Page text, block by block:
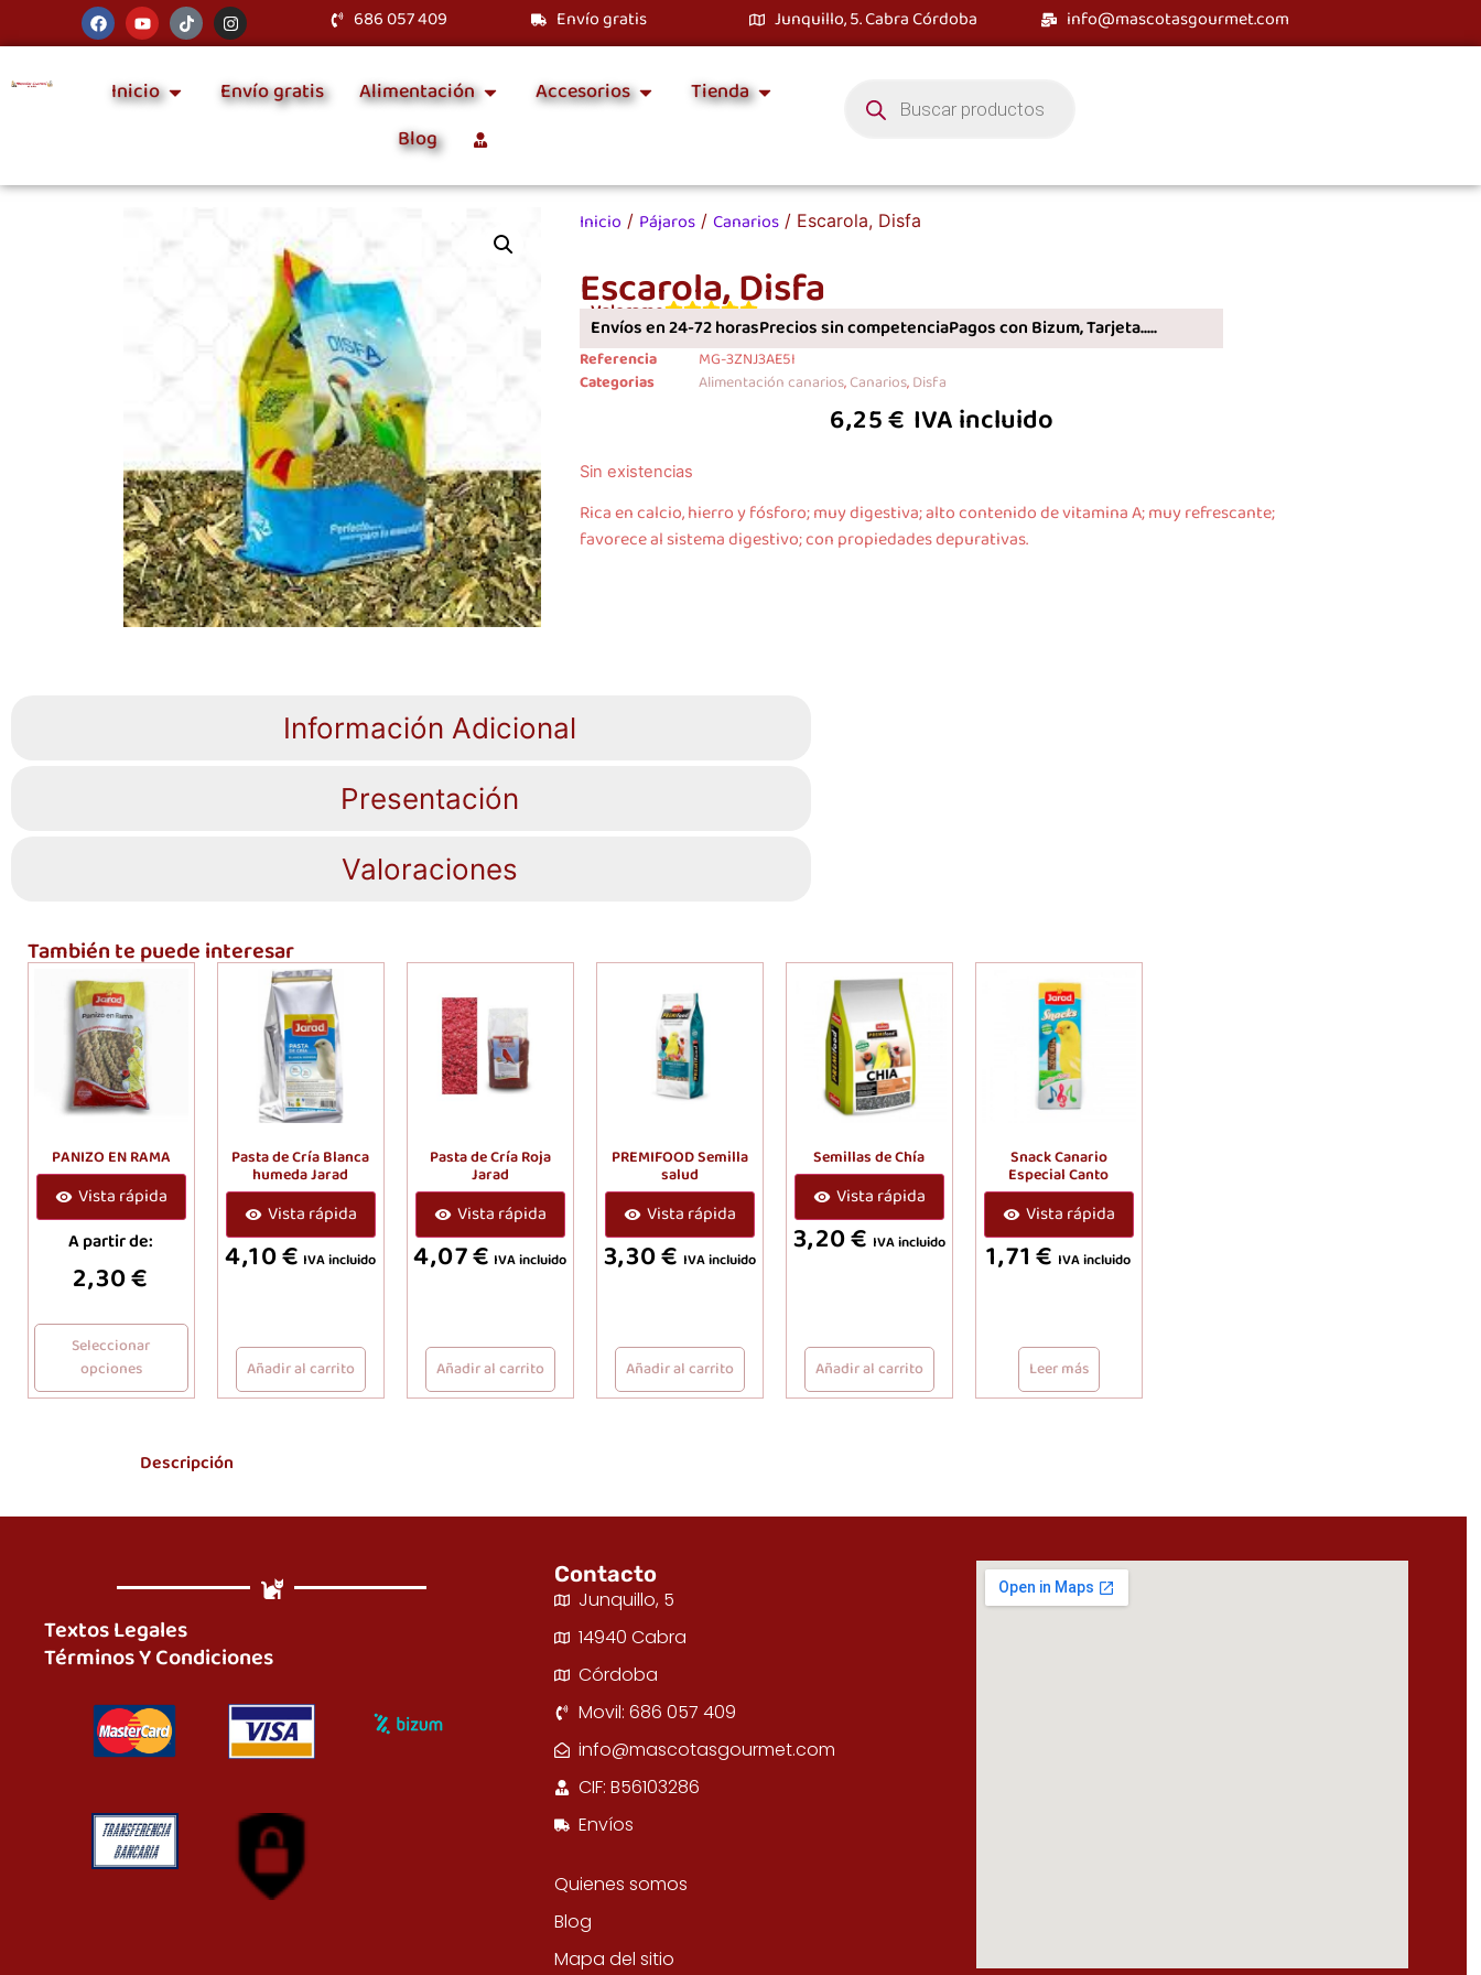
686 057 409 Envío gratis Junquillo, 5. Cabra Córdoba info@mascotasgourmet.com
Inicio Envío gratis Alimentación Accesorios
Tienda
Blog
Inicio / Pájaros / Canarios / Escarola, Disfa
Escarola, Disfa
Valorame
Envíos en 24-72 horasPrecios sin competenciaPagos con Bizum, Tarjeta.....
Referencia
MG-3ZNJ3AE5I
Categorias
Alimentación canarios,Canarios,Disfa
6,25€ IVA incluido
Sin existencias
Rica en calcio, hierro y fósforo; muy digestiva; alto contenido de vitamina A; muy refrescante;
favorece al sistema digestivo; con propiedades depurativas.
Información Adicional
Presentación
Valoraciones
También te puede interesar
PANIZO EN RAMA
Vista rápida
A partir de:
2,30€
Seleccionar
opciones
Pasta de Cría Blanca
humeda Jarad
Vista rápida
4,10€ IVA incluido
Añadir al carrito
Pasta de Cría Roja
Jarad
Vista rápida
4,07€ IVA incluido
Añadir al carrito
PREMIFOOD Semilla
salud
Vista rápida
3,30€ IVA incluido
Añadir al carrito
Semillas de Chía
Vista rápida
3,20€ IVA incluido
Añadir al carrito
Snack Canario
Especial Canto
Vista rápida
1,71€ IVA incluido
Leer más
Descripción
Textos Legales
Términos Y Condiciones
Contacto
Junquillo, 5
14940 Cabra
Córdoba
Movil: 686 057 409
info@mascotasgourmet.com
CIF: B56103286
Envíos
Quienes somos
Blog
Mapa del sitio